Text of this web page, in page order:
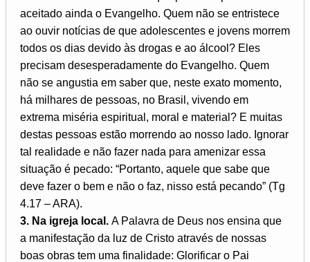
aceitado ainda o Evangelho. Quem não se entristece
ao ouvir notícias de que adolescentes e jovens morrem
todos os dias devido às drogas e ao álcool? Eles
precisam desesperadamente do Evangelho. Quem
não se angustia em saber que, neste exato momento,
há milhares de pessoas, no Brasil, vivendo em
extrema miséria espiritual, moral e material? E muitas
destas pessoas estão morrendo ao nosso lado. Ignorar
tal realidade e não fazer nada para amenizar essa
situação é pecado: “Portanto, aquele que sabe que
deve fazer o bem e não o faz, nisso está pecando” (Tg
4.17 – ARA).
3. Na igreja local. A Palavra de Deus nos ensina que
a manifestação da luz de Cristo através de nossas
boas obras tem uma finalidade: Glorificar o Pai